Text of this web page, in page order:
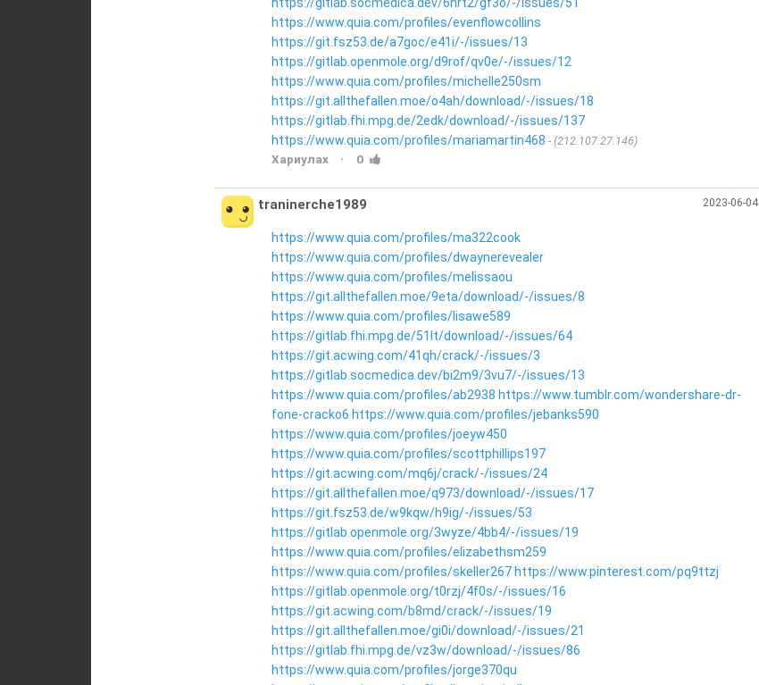
https://www.quia.com/profiles/evenflowcollins
https://git.fsz53.de/a7goc/e41i/-/issues/13
https://gitlab.openmole.org/d9rof/qv0e/-/issues/12
https://www.quia.com/profiles/michelle250sm
https://git.allthefallen.moe/o4ah/download/-/issues/18
https://gitlab.fhi.mpg.de/2edk/download/-/issues/137
https://www.quia.com/profiles/mariamartin468
(212.107.27.146)
Хариулах · 0
2023-06-04
traninerche1989
https://www.quia.com/profiles/ma322cook
https://www.quia.com/profiles/dwaynerevealer
https://www.quia.com/profiles/melissaou
https://git.allthefallen.moe/9eta/download/-/issues/8
https://www.quia.com/profiles/lisawe589
https://gitlab.fhi.mpg.de/51lt/download/-/issues/64
https://git.acwing.com/41qh/crack/-/issues/3
https://gitlab.socmedica.dev/bi2m9/3vu7/-/issues/13
https://www.quia.com/profiles/ab2938 https://www.tumblr.com/wondershare-dr-
fone-cracko6 https://www.quia.com/profiles/jebanks590
https://www.quia.com/profiles/joeyw450
https://www.quia.com/profiles/scottphillips197
https://git.acwing.com/mq6j/crack/-/issues/24
https://git.allthefallen.moe/q973/download/-/issues/17
https://git.fsz53.de/w9kqw/h9ig/-/issues/53
https://gitlab.openmole.org/3wyze/4bb4/-/issues/19
https://www.quia.com/profiles/elizabethsm259
https://www.quia.com/profiles/skeller267 https://www.pinterest.com/pq9ttzj
https://gitlab.openmole.org/t0rzj/4f0s/-/issues/16
https://git.acwing.com/b8md/crack/-/issues/19
https://git.allthefallen.moe/gi0i/download/-/issues/21
https://gitlab.fhi.mpg.de/vz3w/download/-/issues/86
https://www.quia.com/profiles/jorge370qu